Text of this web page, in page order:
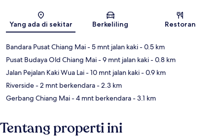
Yang ada di sekitar Berkeliling Restoran
Bandara Pusat Chiang Mai- 5 mnt jalan kaki- 0.5 km
Pusat Budaya Old Chiang Mai- 9 mnt jalan kaki- 0.8 km
Jalan Pejalan Kaki Wua Lai- 10 mnt jalan kaki- 0.9 km
Riverside- 2 mnt berkendara- 2.3 km
Gerbang Chiang Mai- 4 mnt berkendara- 3.1 km
Tentang properti ini